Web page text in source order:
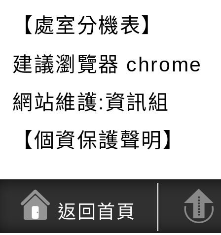
【處室分機表】
建議瀏覽器 chrome
網站維護:資訊組
【個資保護聲明】
返回首頁